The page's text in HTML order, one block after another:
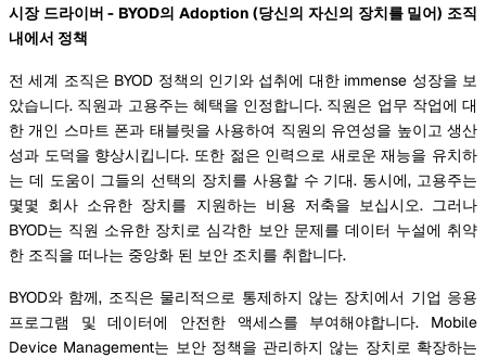
시장 드라이버 - BYOD의 Adoption (당신의 자신의 장치를 밀어) 조직
내에서 정책
전 세계 조직은 BYOD 정책의 인기와 섭취에 대한 immense 성장을 보
았습니다. 직원과 고용주는 혜택을 인정합니다. 직원은 업무 작업에 대
한 개인 스마트 폰과 태블릿을 사용하여 직원의 유연성을 높이고 생산
성과 도덕을 향상시킵니다. 또한 젊은 인력으로 새로운 재능을 유치하
는 데 도움이 그들의 선택의 장치를 사용할 수 기대. 동시에, 고용주는
몇몇 회사 소유한 장치를 지원하는 비용 저축을 보십시오. 그러나
BYOD는 직원 소유한 장치로 심각한 보안 문제를 데이터 누설에 취약
한 조직을 떠나는 중앙화 된 보안 조치를 취합니다.
BYOD와 함께, 조직은 물리적으로 통제하지 않는 장치에서 기업 응용
프로그램 및 데이터에 안전한 액세스를 부여해야합니다. Mobile
Device Management는 보안 정책을 관리하지 않는 장치로 확장하는